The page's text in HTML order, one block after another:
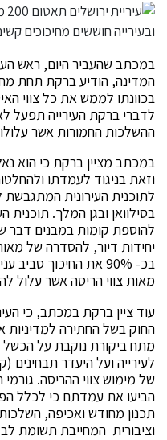
במכתב שהעביר היום, ראש
המדינה, הודיע ברקת תחת
בכוונתו לממש את כל צווי
לדברי ברקת העירייה תפעל
ההשלכות החמורות אשר
במכתב מציין ברקת כי הוא
וזאת בניגוד לעמדתו
לתוכנית העירונית המתגבשת
בסילוואן ובגן המלך. תוכנית
יחידות דיור, להסדרה של
בכ- 90% את החיכוך
מאות צווי הריסה אשר עלול
עוד ציין ברקת במכתב, כי
החוק בשל החתירה
מתח ביקורת נוקבת על הכשל
לעירייה ועל היעדר תבחינים
של מימוש צווי ההריסה.
הביעו את עמדתם כי לכלל
תכנון מחודש ואכיפה, השלכות
וציבורית המחייבת תשומת